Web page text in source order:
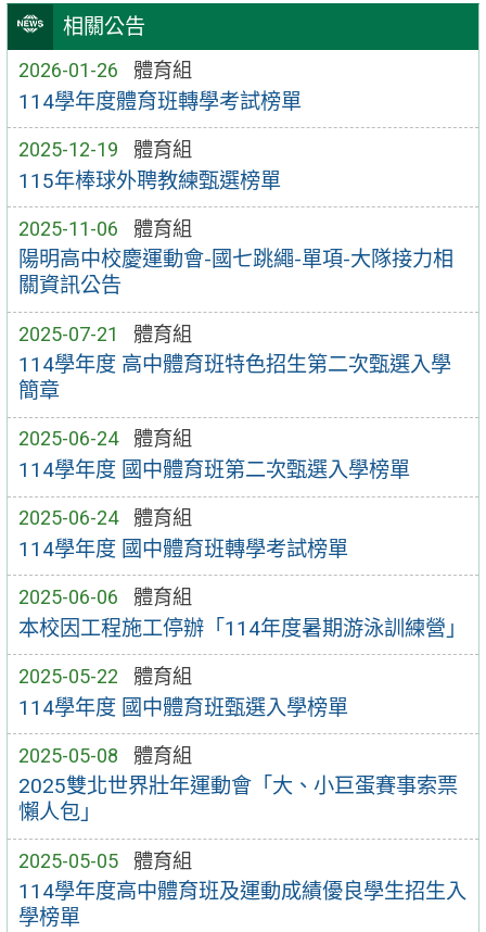
相關公告
2026-01-26 體育組
114學年度體育班轉學考試榜單
2025-12-19 體育組
115年棒球外聘教練甄選榜單
2025-11-06 體育組
陽明高中校慶運動會-國七跳繩-單項-大隊接力相
關資訊公告
2025-07-21 體育組
114學年度 高中體育班特色招生第二次甄選入學
簡章
2025-06-24 體育組
114學年度 國中體育班第二次甄選入學榜單
2025-06-24 體育組
114學年度 國中體育班轉學考試榜單
2025-06-06 體育組
本校因工程施工停辦「114年度暑期游泳訓練營」
2025-05-22 體育組
114學年度 國中體育班甄選入學榜單
2025-05-08 體育組
2025雙北世界壯年運動會「大、小巨蛋賽事索票
懶人包」
2025-05-05 體育組
114學年度高中體育班及運動成績優良學生招生入
學榜單